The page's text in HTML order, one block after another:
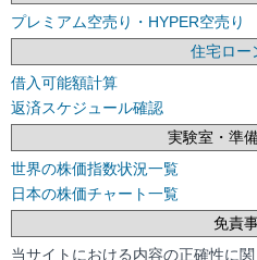
プレミアム空売り・HYPER空売り
住宅ロー
借入可能額計算
返済スケジュール確認
実験室・準
世界の株価指数状況一覧
日本の株価チャート一覧
免責
当サイトにおける内容の正確性に